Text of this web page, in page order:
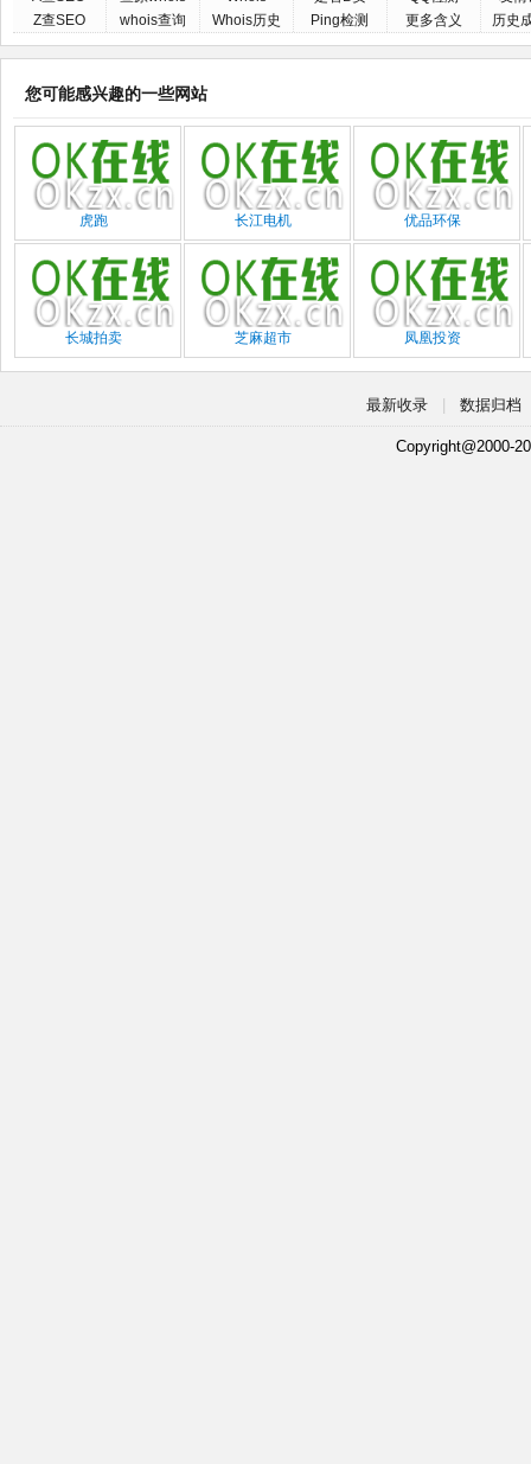
Z查SEO
whois查询
Whois历史
Ping检测
更多含义
历史
您可能感兴趣的一些网站
虎跑 长江电机 优品环保
长城拍卖 芝麻超市 凤凰投资
最新收录 数据归档
Copyright@2000-